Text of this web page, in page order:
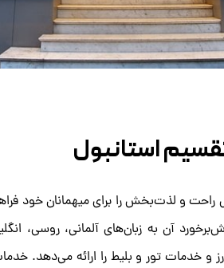
استانبول
راحت و لذت‌بخش را برای میهمانان خود
آن به زبان‌های آلمانی، روسی،
و خدمات تور و بلیط را ارائه می‌دهد.